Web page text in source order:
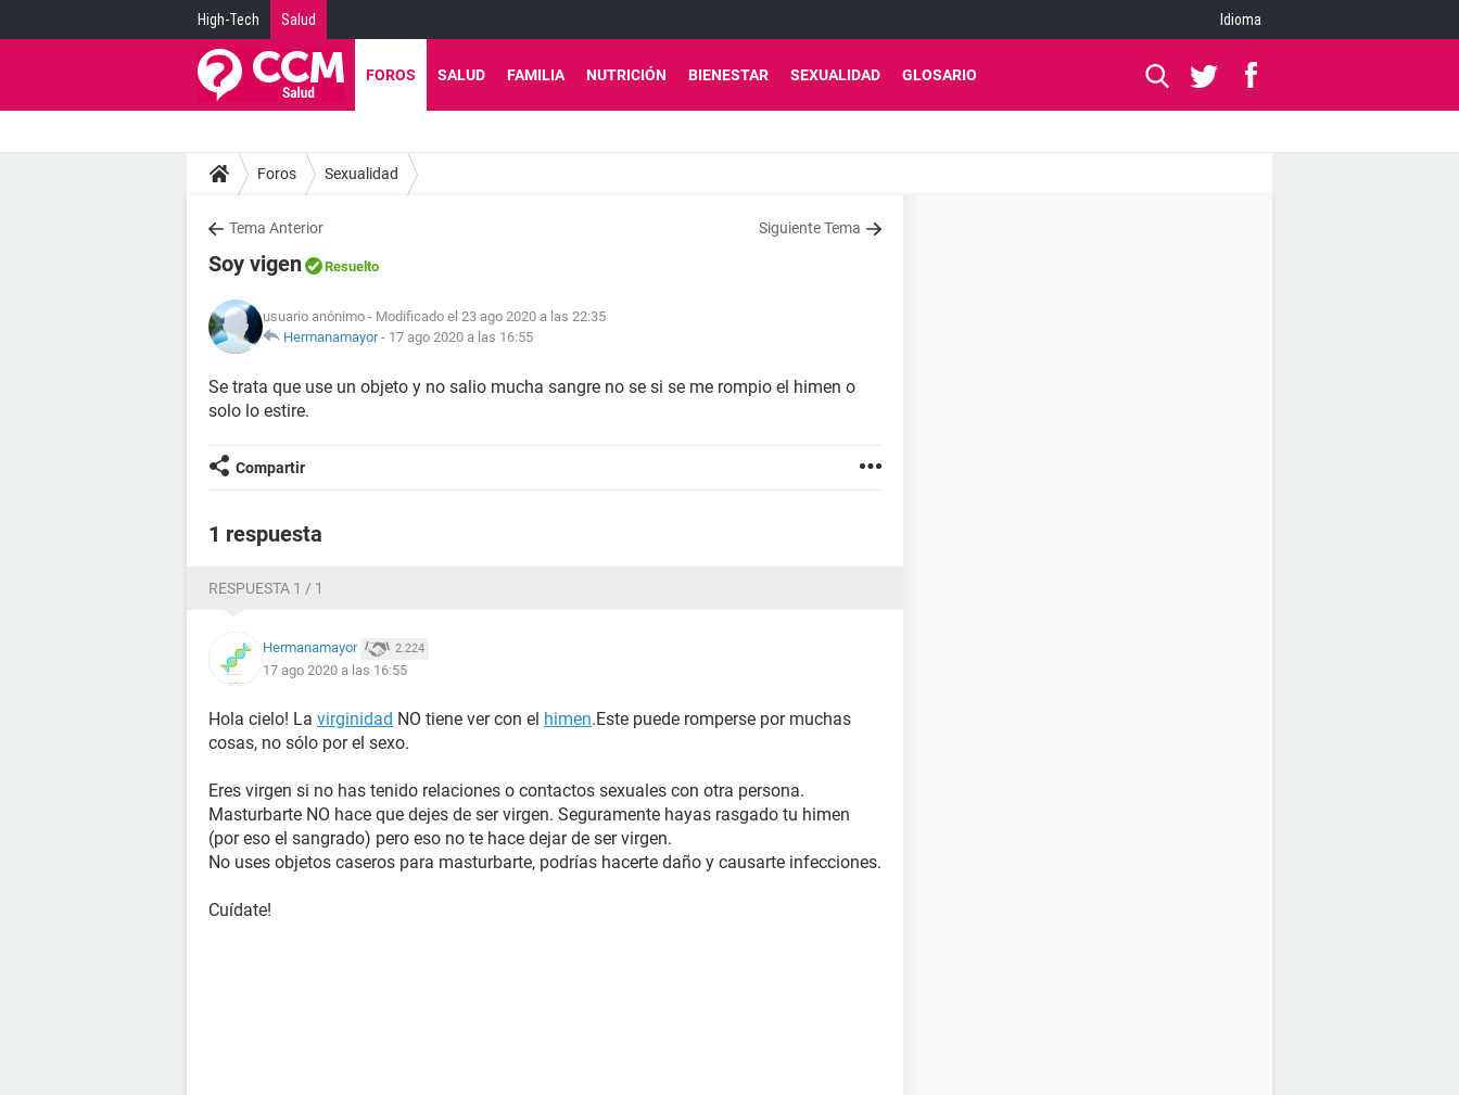
High-Tech Salud Idioma
FOROS SALUD FAMILIA NUTRICIÓN BIENESTAR SEXUALIDAD GLOSARIO
Foros Sexualidad
Tema Anterior Siguiente Tema
Soy vigen Resuelto
usuario anónimo - Modificado el 23 ago 2020 a las 22:35
Hermanamayor- 17 ago 2020 a las 16:55
Se trata que use un objeto y no salio mucha sangre no se si se me rompio el himen o
solo lo estire.
Compartir
1 respuesta
RESPUESTA 1 / 1
Hermanamayor 2.224
17 ago 2020 a las 16:55
Hola cielo! La virginidad NO tiene ver con el himen.Este puede romperse por muchas
cosas, no sólo por el sexo.
Eres virgen si no has tenido relaciones o contactos sexuales con otra persona.
Masturbarte NO hace que dejes de ser virgen. Seguramente hayas rasgado tu himen
(por eso el sangrado) pero eso no te hace dejar de ser virgen.
No uses objetos caseros para masturbarte, podrías hacerte daño y causarte infecciones.
Cuídate!